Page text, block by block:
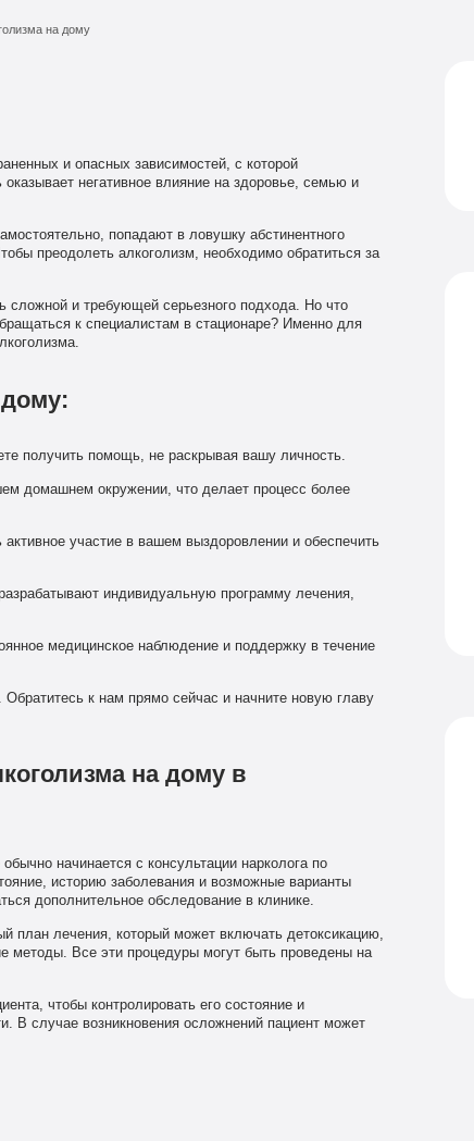
на дому
и опасных зависимостей, с которой
негативное влияние на здоровье, семью и
попадают в ловушку абстинентного
преодолеть алкоголизм, необходимо обратиться за
сложной и требующей серьезного подхода. Но что
к специалистам в стационаре? Именно для
получить помощь, не раскрывая вашу личность.
домашнем окружении, что делает процесс более
участие в вашем выздоровлении и обеспечить
индивидуальную программу лечения,
медицинское наблюдение и поддержку в течение
к нам прямо сейчас и начните новую главу
на дому в
начинается с консультации нарколога по
историю заболевания и возможные варианты
дополнительное обследование в клинике.
план лечения, который может включать детоксикацию,
методы. Все эти процедуры могут быть проведены на
чтобы контролировать его состояние и
В случае возникновения осложнений пациент может